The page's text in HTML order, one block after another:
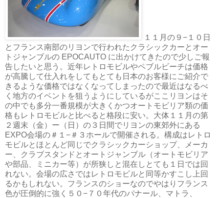
１１月の９−１０日
とフランス南部のリヨンで行われたクラシックカーとオー
トジャンブルの EPOCAUTO に出かけてきたので少しご報
告したいと思う。近年レトロモビルやペブルビーチは価格
が高騰して仕入れをしてもとても日本のお客様にご紹介で
きるような価格ではなくなってしまったので最近はなるべ
く地方のイベントを狙うようにしているがここリヨンはそ
の中でも多分一番規模が大きくかつオートモビリア類の価
格もレトロモビルと比べると格段に安い。大体１１月の第
２週末（金）ー（日）の３日間でリヨンの東郊外にある
EXPO会場の＃１−＃３ホールで開催される。構成はレトロ
モビルとほとんど同じでクラシックカーショップ、メーカ
ー、クラブスタンドとオートジャンブル（オートモビリア
や部品、ミニカー等）が所狭しと混在しとても１日では回
れない。会場の広さではレトロモビルと同等かすこし上回
るかもしれない。フランスのショーなのでやはりフランス
色が圧倒的に強く５０−７０年代のパナール、マトラ、